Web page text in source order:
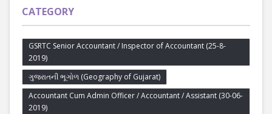
CATEGORY
GSRTC Senior Accountant / Inspector of Accountant (25-8-
2019)
ગુજરાતની ભૂગોળ (Geography of Gujarat)
Accountant Cum Admin Officer / Accountant / Assistant (30-06-
2019)